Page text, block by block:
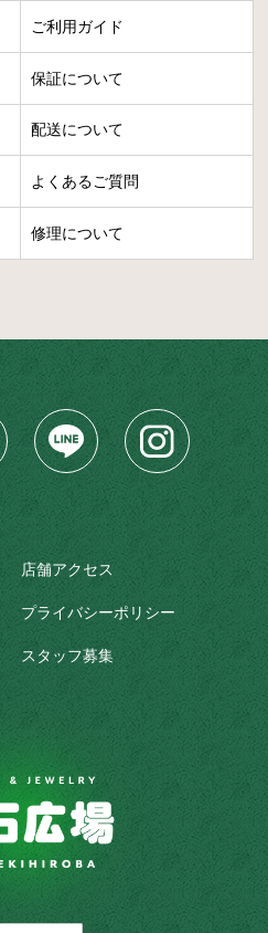
ご利用ガイド
保証について
配送について
よくあるご質問
修理について
店舗アクセス
プライバシーポリシー
スタッフ募集